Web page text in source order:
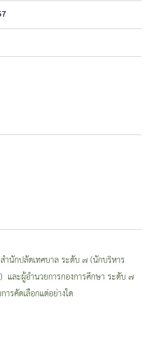
ำนักปลัดเทศบาล ระดับ ๗ (นักบริหาร
ละผู้อำนวยการกองการศึกษา ระดับ ๗
รคัดเลือกแต่อย่างใด